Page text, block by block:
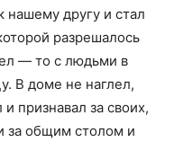
нашему другу и стал
разрешалось
— то с людьми в
В доме не наглел,
признавал за своих,
за общим столом и